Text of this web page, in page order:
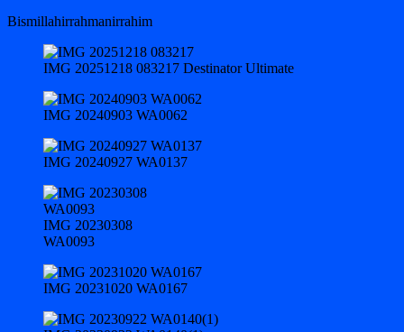
Bismillahirrahmanirrahim
IMG 20251218 083217 Destinator Ultimate
IMG 20240903 WA0062
IMG 20240927 WA0137
IMG 20230308
WA0093
IMG 20231020 WA0167